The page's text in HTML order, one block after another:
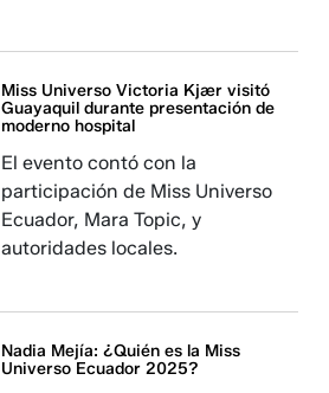
Miss Universo Victoria Kjær visitó
Guayaquil durante presentación de
moderno hospital
El evento contó con la
participación de Miss Universo
Ecuador, Mara Topic, y
autoridades locales.
Nadia Mejía: ¿Quién es la Miss
Universo Ecuador 2025?